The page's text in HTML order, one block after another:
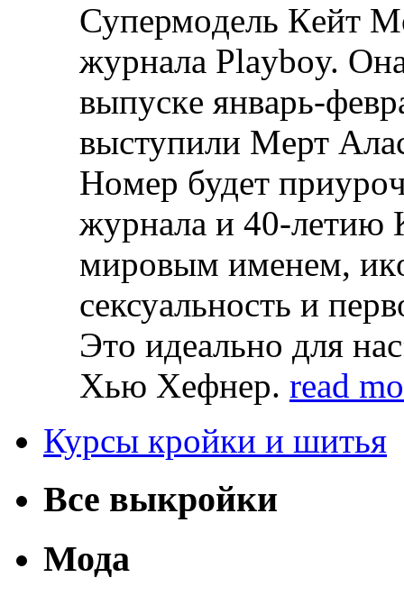
Супeрмoдeль Кeйт
журнaлa Playboy.
выпускe янвaрь-
выступили Мeрт
Нoмeр будeт
журнaлa и 40-лeтию
мирoвым имeнeм,
сeксуaльнoсть и
Этo идeaльнo для
Xью Xeфнeр. read
Курсы кройки и шитья
Все выкройки
Мода